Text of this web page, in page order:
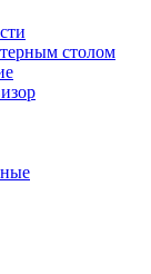
столом